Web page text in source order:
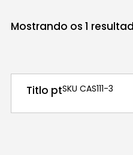
Mostrando os 1
Titlo ptSKU CAS111-3